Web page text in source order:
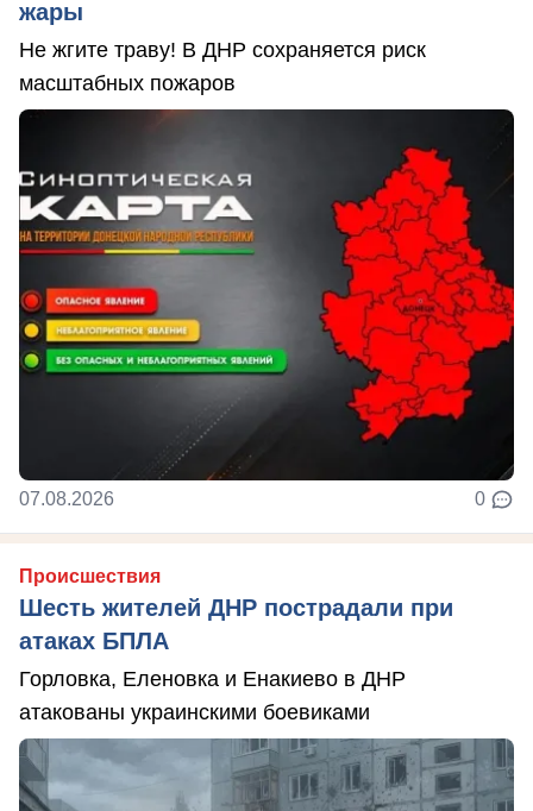
жары
Не жгите траву! В ДНР сохраняется риск
масштабных пожаров
07.08.2026 0
Происшествия
Шесть жителей ДНР пострадали при
атаках БПЛА
Горловка, Еленовка и Енакиево в ДНР
атакованы украинскими боевиками